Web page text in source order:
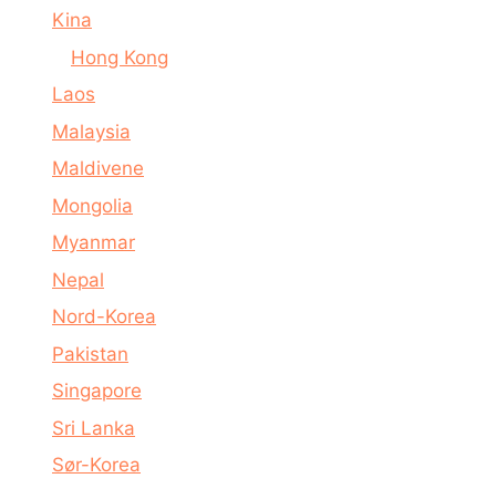
Kina
Hong Kong
Laos
Malaysia
Maldivene
Mongolia
Myanmar
Nepal
Nord-Korea
Pakistan
Singapore
Sri Lanka
Sør-Korea